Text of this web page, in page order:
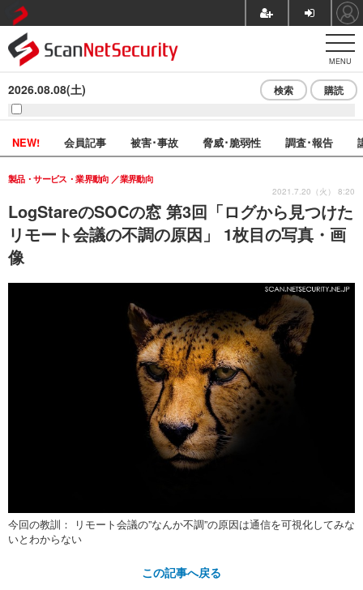
MENU
2026.08.08(土) 検索 購読
NEW! 会員記事 被害･事故 脅威･脆弱性 調査･報告
LogStareのSOCの窓 第3回「ログから見つけた
リモート会議の不調の原因」 1枚目の写真・画
像
製品・サービス・業界動向 業界動向
2021.7.20（火） 8:20
今回の教訓： リモート会議の”なんか不調”の原因は通信を可視化してみな
いとわからない
この記事へ戻る